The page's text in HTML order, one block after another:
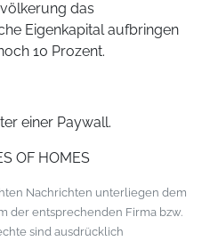
das
Eigenkapital aufbringen
10 Prozent.
einer Paywall.
OF HOMES
Nachrichten unterliegen dem
der entsprechenden Firma bzw.
sind ausdrücklich